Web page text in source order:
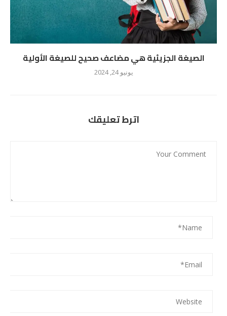
الصيغة الجزيئية هي مضاعف صحيح للصيغة الأولية
يونيو 24, 2024
اترط تعليقك